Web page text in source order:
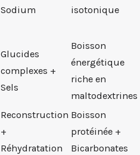
Sodium
isotonique
Glucides
complexes +
Sels
Boisson
énergétique
riche en
maltodextrines
Reconstruction
+
Réhydratation
Boisson
protéinée +
Bicarbonates